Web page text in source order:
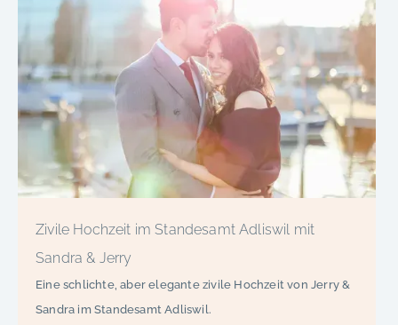
Zivile Hochzeit im Standesamt Adliswil mit
Sandra & Jerry
Eine schlichte, aber elegante zivile Hochzeit von Jerry &
Sandra im Standesamt Adliswil.